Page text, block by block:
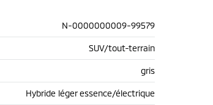
N-0000000009-99579
SUV/tout-terrain
gris
Hybride léger essence/électrique